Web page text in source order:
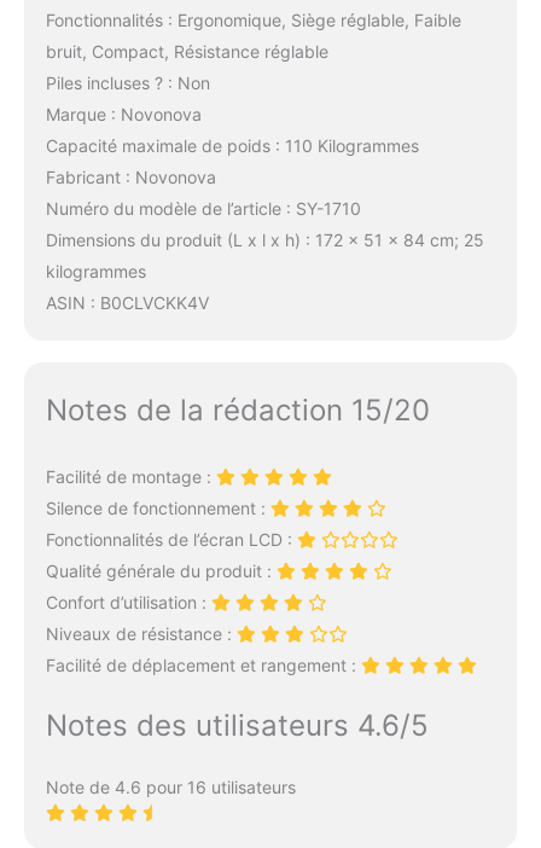
Fonctionnalités : Ergonomique, Siège réglable, Faible
bruit, Compact, Résistance réglable
Piles incluses ? : Non
Marque : Novonova
Capacité maximale de poids : 110 Kilogrammes
Fabricant : Novonova
Numéro du modèle de l’article : SY-1710
Dimensions du produit (L x l x h) : 172 x 51 x 84 cm; 25
kilogrammes
ASIN : B0CLVCKK4V
Notes de la rédaction 15/20
Facilité de montage :
Silence de fonctionnement :
Fonctionnalités de l’écran LCD :
Qualité générale du produit :
Confort d’utilisation :
Niveaux de résistance :
Facilité de déplacement et rangement :
Notes des utilisateurs 4.6/5
Note de 4.6 pour 16 utilisateurs